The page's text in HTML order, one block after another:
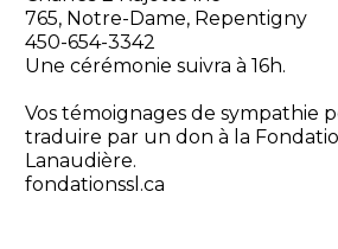
765, Notre-Dame, Repentigny
450-654-3342
Une cérémonie suivra à 16h.
Vos témoignages de sympathie
traduire par un don à la
Lanaudière.
fondationssl.ca